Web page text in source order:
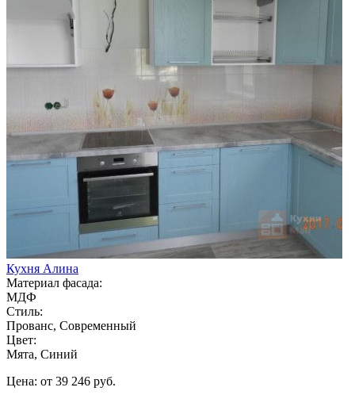
Кухня Алина
Материал фасада:
МДФ
Стиль:
Прованс, Современный
Цвет:
Мята, Синий
Цена: от 39 246 руб.